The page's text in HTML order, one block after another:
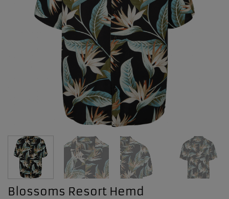
Blossoms Resort Hemd